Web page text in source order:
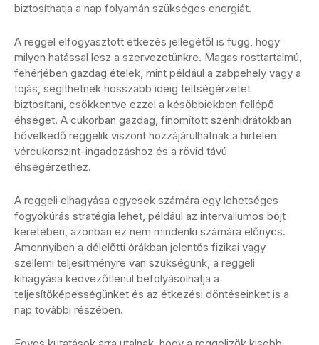
biztosíthatja a nap folyamán szükséges energiát.
A reggel elfogyasztott étkezés jellegétől is függ, hogy
milyen hatással lesz a szervezetünkre. Magas rosttartalmú,
fehérjében gazdag ételek, mint például a zabpehely vagy a
tojás, segíthetnek hosszabb ideig teltségérzetet
biztosítani, csökkentve ezzel a későbbiekben fellépő
éhséget. A cukorban gazdag, finomított szénhidrátokban
bővelkedő reggelik viszont hozzájárulhatnak a hirtelen
vércukorszint-ingadozáshoz és a rövid távú
éhségérzethez.
A reggeli elhagyása egyesek számára egy lehetséges
fogyókúrás stratégia lehet, például az intervallumos böjt
keretében, azonban ez nem mindenki számára előnyös.
Amennyiben a délelőtti órákban jelentős fizikai vagy
szellemi teljesítményre van szükségünk, a reggeli
kihagyása kedvezőtlenül befolyásolhatja a
teljesítőképességünket és az étkezési döntéseinket is a
nap további részében.